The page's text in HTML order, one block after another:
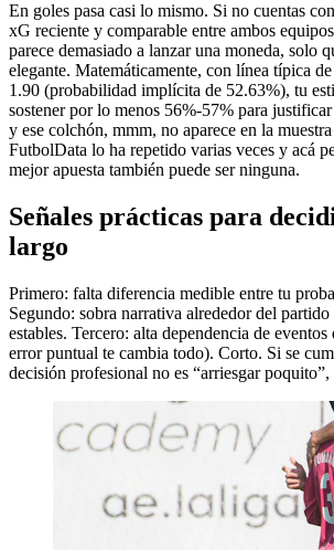
En goles pasa casi lo mismo. Si no cuentas
xG reciente y comparable entre ambos
parece demasiado a lanzar una moneda, solo
elegante. Matemáticamente, con línea típica
1.90 (probabilidad implícita de 52.63%), tu
sostener por lo menos 56%-57% para
y ese colchón, mmm, no aparece en la
FutbolData lo ha repetido varias veces y acá
mejor apuesta también puede ser ninguna.
Señales prácticas para
largo
Primero: falta diferencia medible entre tu
Segundo: sobra narrativa alrededor del partido
estables. Tercero: alta dependencia de
error puntual te cambia todo). Corto. Si se
decisión profesional no es “arriesgar poquito”,